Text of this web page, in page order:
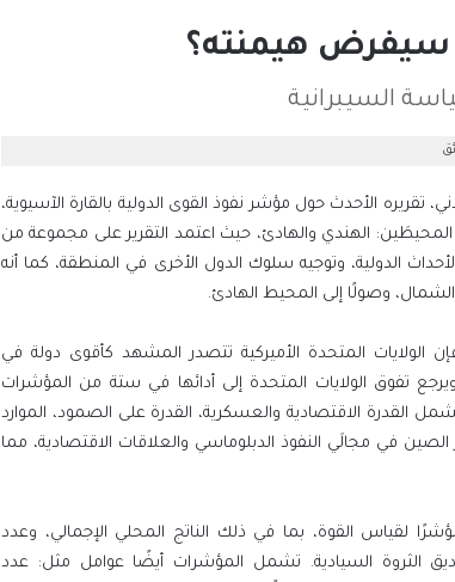
سيفرض هيمنته؟
السيبرانية
الأحدث حول مؤشر نفوذ القوى الدولية بالقارة الآسيوية،
الهندي والهادئ، حيث اعتمد التقرير على مجموعة من
الدولية، وتوجيه سلوك الدول الأخرى في المنطقة، كما أنه
الولايات المتحدة الأميركية تتصدر المشهد كأقوى دولة في
تفوق الولايات المتحدة إلى أدائها في ستة من المؤشرات
القدرة الاقتصادية والعسكرية، القدرة على الصمود، الموارد
الصين في مجالَي النفوذ الدبلوماسي والعلاقات الاقتصادية، مما
“لوي” يعتمد في تحليله على مجموعة من 133 مؤشرًا لقياس القوة، بما في ذلك الناتج المحلي الإجمالي، وعدد
قائمة فوربس 2000، وحجم صناديق الثروة السيادية. تشمل المؤشرات أيضًا عوامل مثل: عدد